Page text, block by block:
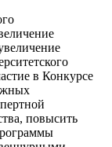
в Конкурсе
повысить